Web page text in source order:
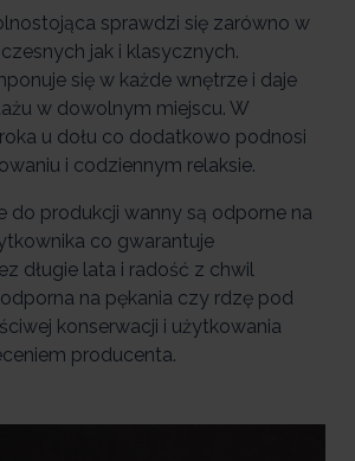
sprawdzi się zarówno w
jak i klasycznych.
się w każde wnętrze i daje
w dowolnym miejscu. W
u dołu co dodatkowo podnosi
i codziennym relaksie.
do produkcji wanny są odporne na
co gwarantuje
długie lata i radość z chwil
na pękania czy rdzę pod
konserwacji i użytkowania
producenta.